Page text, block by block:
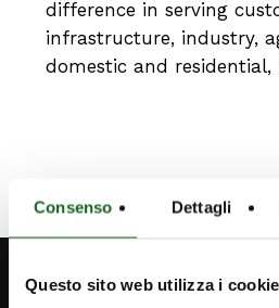
Consenso Dettagli
Questo sito web utilizza i cookie
difference in serving
infrastructure, industry,
domestic and residential,